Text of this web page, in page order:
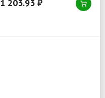
1 203.93 ₽